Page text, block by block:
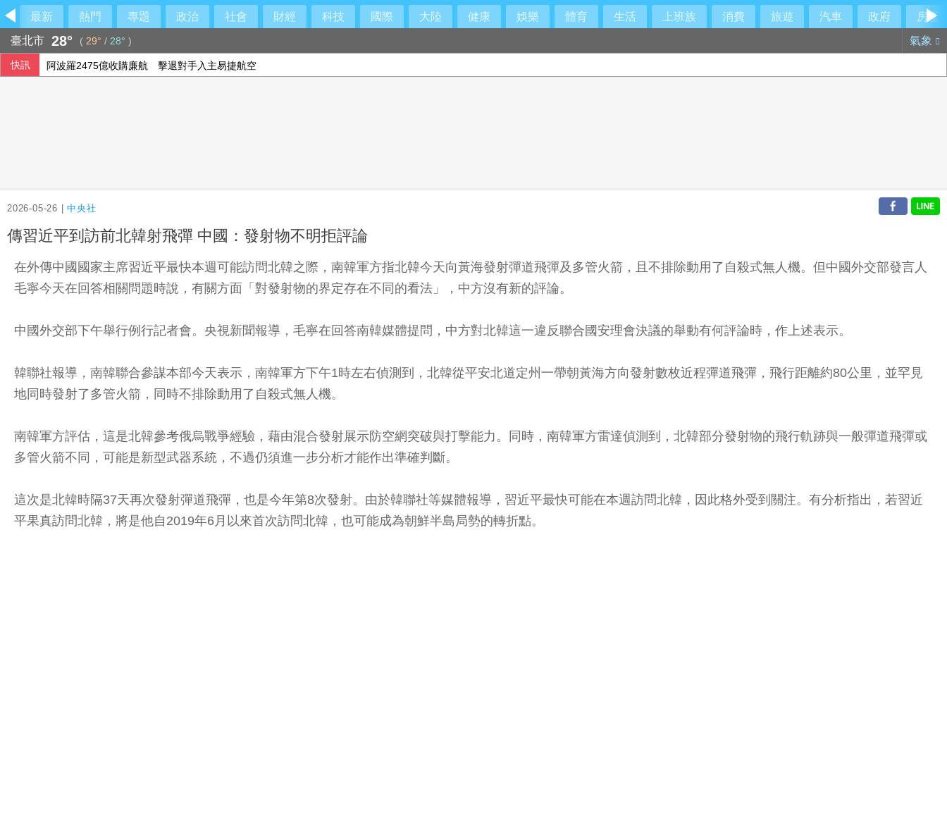
最新 熱門 專題 政治 社會 財經 科技 國際 大陸 健康 娛樂 體育 生活 上班族 消費 旅遊 汽車 政府
房產
臺北市 28° ( 29° / 28° ) 氣象
快訊 阿波羅2475億收購廉航 擊退對手入主易捷航空
2026-05-26 |中央社
傳習近平到訪前北韓射飛彈 中國：發射物不明拒評論
在外傳中國國家主席習近平最快本週可能訪問北韓之際，南韓軍方指北韓今天向黃海發射彈道飛彈及多管火箭，且不排除動用了自殺式無人機。但中國外交部發言人
毛寧今天在回答相關問題時說，有關方面「對發射物的界定存在不同的看法」，中方沒有新的評論。
中國外交部下午舉行例行記者會。央視新聞報導，毛寧在回答南韓媒體提問，中方對北韓這一違反聯合國安理會決議的舉動有何評論時，作上述表示。
韓聯社報導，南韓聯合參謀本部今天表示，南韓軍方下午1時左右偵測到，北韓從平安北道定州一帶朝黃海方向發射數枚近程彈道飛彈，飛行距離約80公里，並罕見
地同時發射了多管火箭，同時不排除動用了自殺式無人機。
南韓軍方評估，這是北韓參考俄烏戰爭經驗，藉由混合發射展示防空網突破與打擊能力。同時，南韓軍方雷達偵測到，北韓部分發射物的飛行軌跡與一般彈道飛彈或
多管火箭不同，可能是新型武器系統，不過仍須進一步分析才能作出準確判斷。
這次是北韓時隔37天再次發射彈道飛彈，也是今年第8次發射。由於韓聯社等媒體報導，習近平最快可能在本週訪問北韓，因此格外受到關注。有分析指出，若習近
平果真訪問北韓，將是他自2019年6月以來首次訪問北韓，也可能成為朝鮮半島局勢的轉折點。